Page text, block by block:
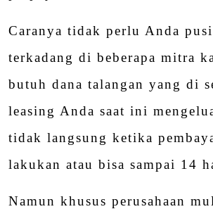
Caranya tidak perlu Anda
terkadang di beberapa mitra
butuh dana talangan yang di
leasing Anda saat ini
tidak langsung ketika
lakukan atau bisa sampai 14
Namun khusus perusahaan